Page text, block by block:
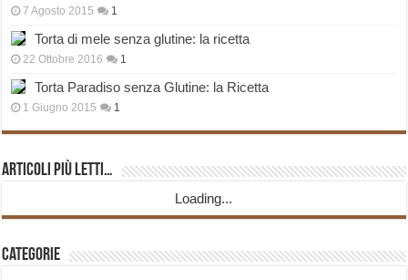
7 Agosto 2015 1
Torta di mele senza glutine: la ricetta
22 Ottobre 2016 1
Torta Paradiso senza Glutine: la Ricetta
1 Giugno 2015 1
Articoli più Letti…
Loading...
Categorie